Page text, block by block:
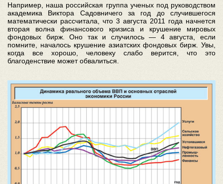
Например, наша российская группа ученых под руководством
академика Виктора Садовничего за год до случившегося
математически рассчитала, что 3 августа 2011 года начнется
вторая волна финансового кризиса и крушение мировых
фондовых бирж. Оно так и случилось — 4 августа, если
помните, началось крушение азиатских фондовых бирж. Увы,
когда все хорошо, человеку слабо верится, что это
благоденствие может обвалиться.